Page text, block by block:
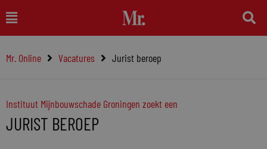
naar
inhoud
Main
Menu
Mr. Online Vacatures Jurist beroep
Instituut Mijnbouwschade Groningen zoekt een
JURIST BEROEP